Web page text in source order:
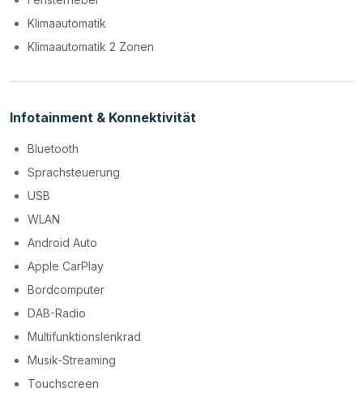
Klimaautomatik
Klimaautomatik 2 Zonen
Infotainment & Konnektivität
Bluetooth
Sprachsteuerung
USB
WLAN
Android Auto
Apple CarPlay
Bordcomputer
DAB-Radio
Multifunktionslenkrad
Musik-Streaming
Touchscreen